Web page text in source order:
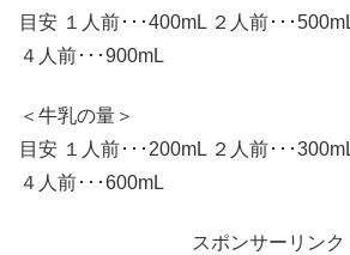
目安 １人前･･･400mL ２人前･･･
４人前･･･900mL
＜牛乳の量＞
目安 １人前･･･200mL ２人前･･･
４人前･･･600mL
スポンサーリンク